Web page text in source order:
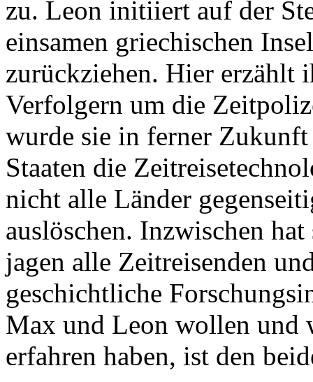
zu. Leon initiiert auf der
einsamen griechischen
zurückziehen. Hier erzählt
Verfolgern um die
wurde sie in ferner
Staaten die
nicht alle Länder
auslöschen. Inzwischen
jagen alle Zeitreisenden
geschichtliche
Max und Leon wollen und
erfahren haben, ist den